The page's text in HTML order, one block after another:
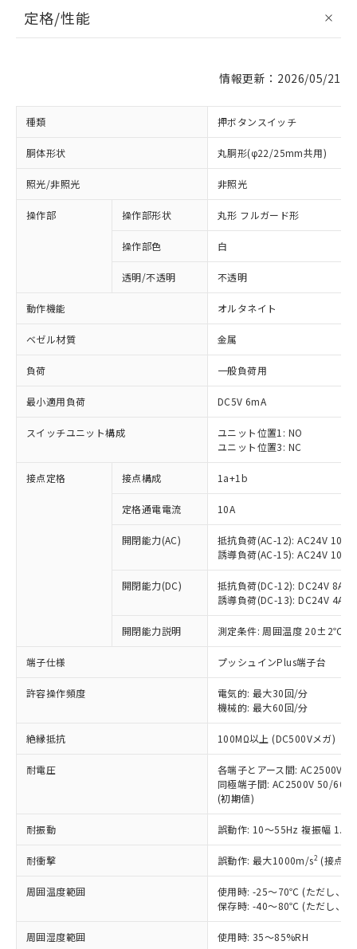
定格/性能
情報更新：2026/05/21
種類 押ボタンスイッチ
胴体形状 丸胴形(φ22/25mm共用)
照光/非照光 非照光
操作部 操作部形状 丸形 フルガード形
操作部色 白
透明/不透明 不透明
動作機能 オルタネイト
ベゼル材質 金属
負荷 一般負荷用
最小適用負荷 DC5V 6mA
スイッチユニット構成
ユニット位置1: NO
ユニット位置3: NC
接点定格 接点構成 1a+1b
定格通電電流 10A
開閉能力(AC)
抵抗負荷(AC-12): AC24V 10A/
誘導負荷(AC-15): AC24V
開閉能力(DC)
抵抗負荷(DC-12): DC24V 8A/
誘導負荷(DC-13): DC24V 4A/
開閉能力説明 測定条件: 周囲温度 20±2℃、
端子仕様 プッシュインPlus端子台
許容操作頻度
電気的: 最大30回/分
機械的: 最大60回/分
絶縁抵抗 100MΩ以上 (DC500Vメガ)
耐電圧
各端子とアース間: AC2500V
同極端子間: AC2500V 50/
(初期値)
耐振動 誤動作: 10～55Hz 複振幅
耐衝撃 誤動作: 最大1000m/s2 (接点
周囲温度範囲
使用時: -25～70℃ (ただし、氷
保存時: -40～80℃ (ただし、氷
周囲湿度範囲 使用時: 35～85%RH
ご利用条件
以下の条件をお読みいただき、同意のうえ
本サービスは、当社制御機器事業取扱
商品の当社在庫状況および標準価格
(税抜)を提供させていただくもので
当社制御機器事業取扱商品の中には、
ことをご了承ください。
在庫状況および標準価格照会結果は、
記載している更新日時点での社内デー
タに基づき作成されるものであり、閲
覧された時点での実際の在庫および標
準価格とは異なる場合があることをご
対応済み：EU RoHS指令（10物質）の
非含有に対応した製品が提供可能な商品で
対応予定：EU RoHS指令（10物質）の非含
有に対応した製品に切り替える予定のある
対応予定なし：EU RoHS指令（10物質）の
非含有に非対応の商品で、対応品を出す予
定はありません。
調査・確認中：EU RoHS指令（10物質）の
非含有の対応状況を調査中または確認中の
非該当品：ライセンス料など無形物で、有
害物質有無と関係のない商品です。
仕入先様の事情により、非含有部品として
いたものが、含有品と判明した場合などや
むを得ず変更することがあります。
*EU RoHS指令（10物質）：
鉛(Pb) 1000ppm以下、 水銀(Hg) 1000ppm以下、 カド
六価クロム(Cr(Ⅵ)) 1000ppm以下、ポリ臭化ビフェニル
「○」：最大均質材料含有率が中国RoHSの
基準値以下であることを示します。
「×」：最大均質材料含有率が中国RoHSの
基準値を超えていることを示します。
「－」：未確認です。当社販売部門へお問
*中国RoHS10物質の基準値 (GB/T26572)：
Pb(鉛) :1000ppm、 Hg(水銀) : 1000ppm、 Cd(カドミウ
ム) : 100ppm、
当社は、これら貴社製品のうち、外国
為替および外国貿易法に定める商品
（以下｢規制貨物等」という）を輸出
または国外への提供する場合は、日本
国政府の輸出許可(または役務取引許
可)を取得するなどの必要な手続きを